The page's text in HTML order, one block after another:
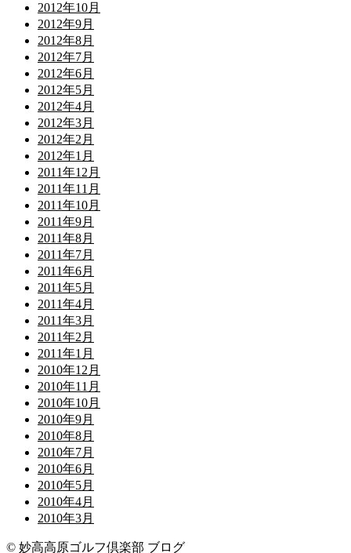
2012年10月
2012年9月
2012年8月
2012年7月
2012年6月
2012年5月
2012年4月
2012年3月
2012年2月
2012年1月
2011年12月
2011年11月
2011年10月
2011年9月
2011年8月
2011年7月
2011年6月
2011年5月
2011年4月
2011年3月
2011年2月
2011年1月
2010年12月
2010年11月
2010年10月
2010年9月
2010年8月
2010年7月
2010年6月
2010年5月
2010年4月
2010年3月
© 妙高高原ゴルフ倶楽部 ブログ